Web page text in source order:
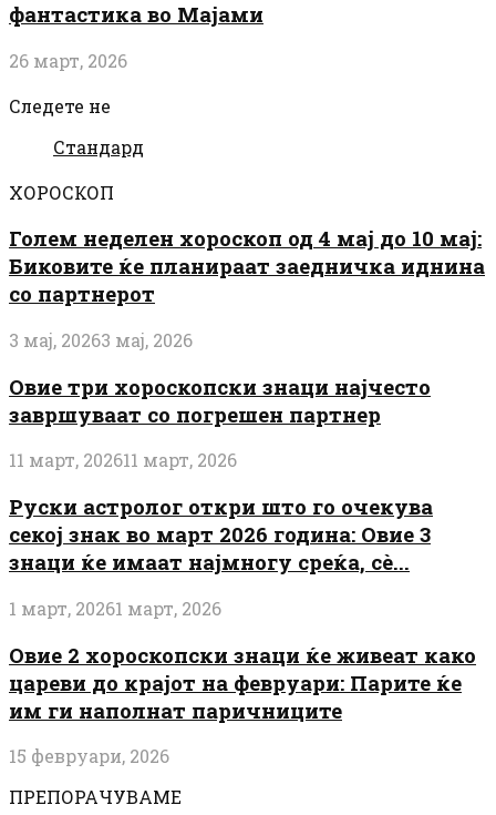
фантастика во Мајами
26 март, 2026
Следете не
Стандард
ХОРОСКОП
Голем неделен хороскоп од 4 мај до 10 мај:
Биковите ќе планираат заедничка иднина
со партнерот
3 мај, 20263 мај, 2026
Овие три хороскопски знаци најчесто
завршуваат со погрешен партнер
11 март, 202611 март, 2026
Руски астролог откри што го очекува
секој знак во март 2026 година: Овие 3
знаци ќе имаат најмногу среќа, сè...
1 март, 20261 март, 2026
Овие 2 хороскопски знаци ќе живеат како
цареви до крајот на февруари: Парите ќе
им ги наполнат паричниците
15 февруари, 2026
ПРЕПОРАЧУВАМЕ